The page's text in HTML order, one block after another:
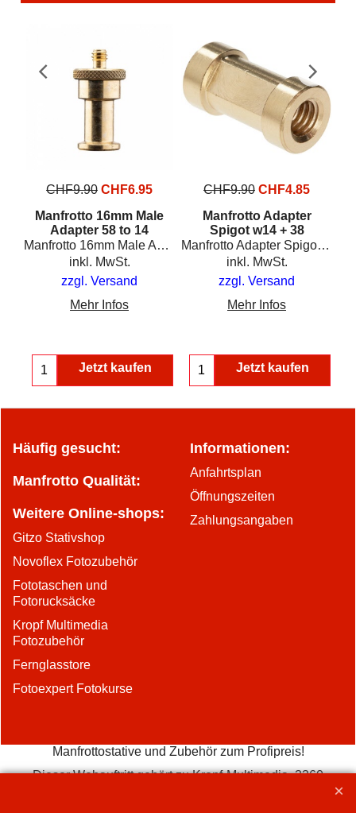
CHF9.90 CHF6.95
Manfrotto 16mm Male
Adapter 58 to 14
Manfrotto 16mm Male Adapter 58 to 14
inkl. MwSt.
zzgl. Versand
Mehr Infos
Jetzt kaufen
CHF9.90 CHF4.85
Manfrotto Adapter
Spigot w14 + 38
Manfrotto Adapter Spigot w14 + 38
inkl. MwSt.
zzgl. Versand
Mehr Infos
Jetzt kaufen
Häufig gesucht: Informationen:
Anfahrtsplan
Öffnungszeiten
Zahlungsangaben
Manfrotto Qualität:
Weitere Online-shops:
Gitzo Stativshop
Novoflex Fotozubehör
Fototaschen und
Fotorucksäcke
Kropf Multimedia
Fotozubehör
Fernglasstore
Fotoexpert Fotokurse
Manfrottostative und Zubehör zum Profipreis!
Dieser Webauftritt gehört zu Kropf-Multimedia, 3360
Herzogenbuchsee, damit verbunden sind folgende Seiten: